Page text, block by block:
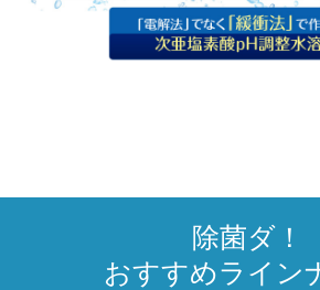
除菌ダ！
おすすめライン